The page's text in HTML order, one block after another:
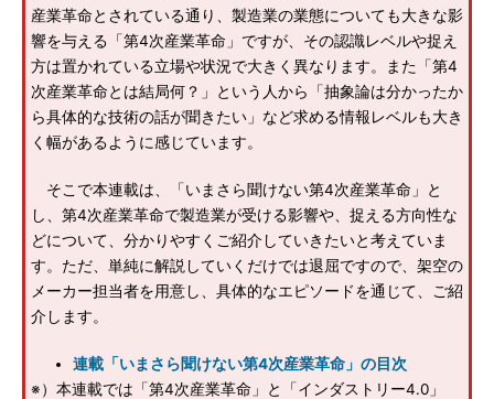
産業革命とされている通り、製造業の業態についても大きな影
響を与える「第4次産業革命」ですが、その認識レベルや捉え
方は置かれている立場や状況で大きく異なります。また「第4
次産業革命とは結局何？」という人から「抽象論は分かったか
ら具体的な技術の話が聞きたい」など求める情報レベルも大き
く幅があるように感じています。
そこで本連載は、「いまさら聞けない第4次産業革命」と
し、第4次産業革命で製造業が受ける影響や、捉える方向性な
どについて、分かりやすくご紹介していきたいと考えていま
す。ただ、単純に解説していくだけでは退屈ですので、架空の
メーカー担当者を用意し、具体的なエピソードを通じて、ご紹
介します。
連載「いまさら聞けない第4次産業革命」の目次
※）本連載では「第4次産業革命」と「インダストリー4.0」